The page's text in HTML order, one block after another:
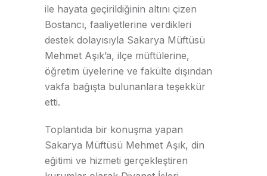
ile hayata geçirildiğinin altını çizen
Bostancı, faaliyetlerine verdikleri
destek dolayısıyla Sakarya Müftüsü
Mehmet Aşık’a, ilçe müftülerine,
öğretim üyelerine ve fakülte dışından
vakfa bağışta bulunanlara teşekkür
etti.
Toplantıda bir konuşma yapan
Sakarya Müftüsü Mehmet Aşık, din
eğitimi ve hizmeti gerçekleştiren